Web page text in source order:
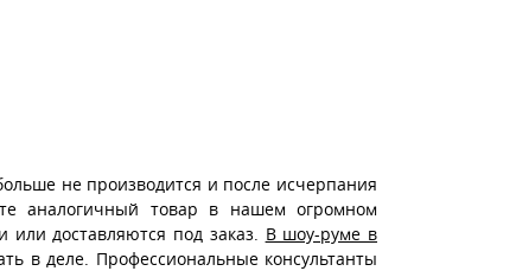
не производится и после исчерпания
аналогичный товар в нашем огромном
доставляются под заказ. В шоу-руме в
в деле. Профессиональные консультанты